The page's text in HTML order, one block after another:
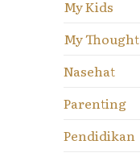
My Kids
My Thought
Nasehat
Parenting
Pendidikan